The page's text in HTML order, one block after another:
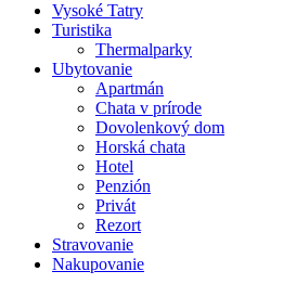
Vysoké Tatry
Turistika
Thermalparky
Ubytovanie
Apartmán
Chata v prírode
Dovolenkový dom
Horská chata
Hotel
Penzión
Privát
Rezort
Stravovanie
Nakupovanie